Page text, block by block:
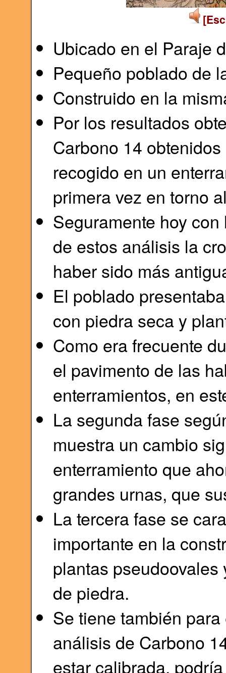
Ubicado en el Paraje
Pequeño poblado de
Construido en la
Por los resultados
Carbono 14
recogido en un
primera vez en torno
Seguramente hoy
de estos análisis la
haber sido más
El poblado
con piedra seca y
Como era frecuente
el pavimento de las
enterramientos, en
La segunda fase
muestra un cambio
enterramiento que
grandes urnas, que
La tercera fase se
importante en la
plantas
de piedra.
Se tiene también
análisis de Carbono
estar calibrada,